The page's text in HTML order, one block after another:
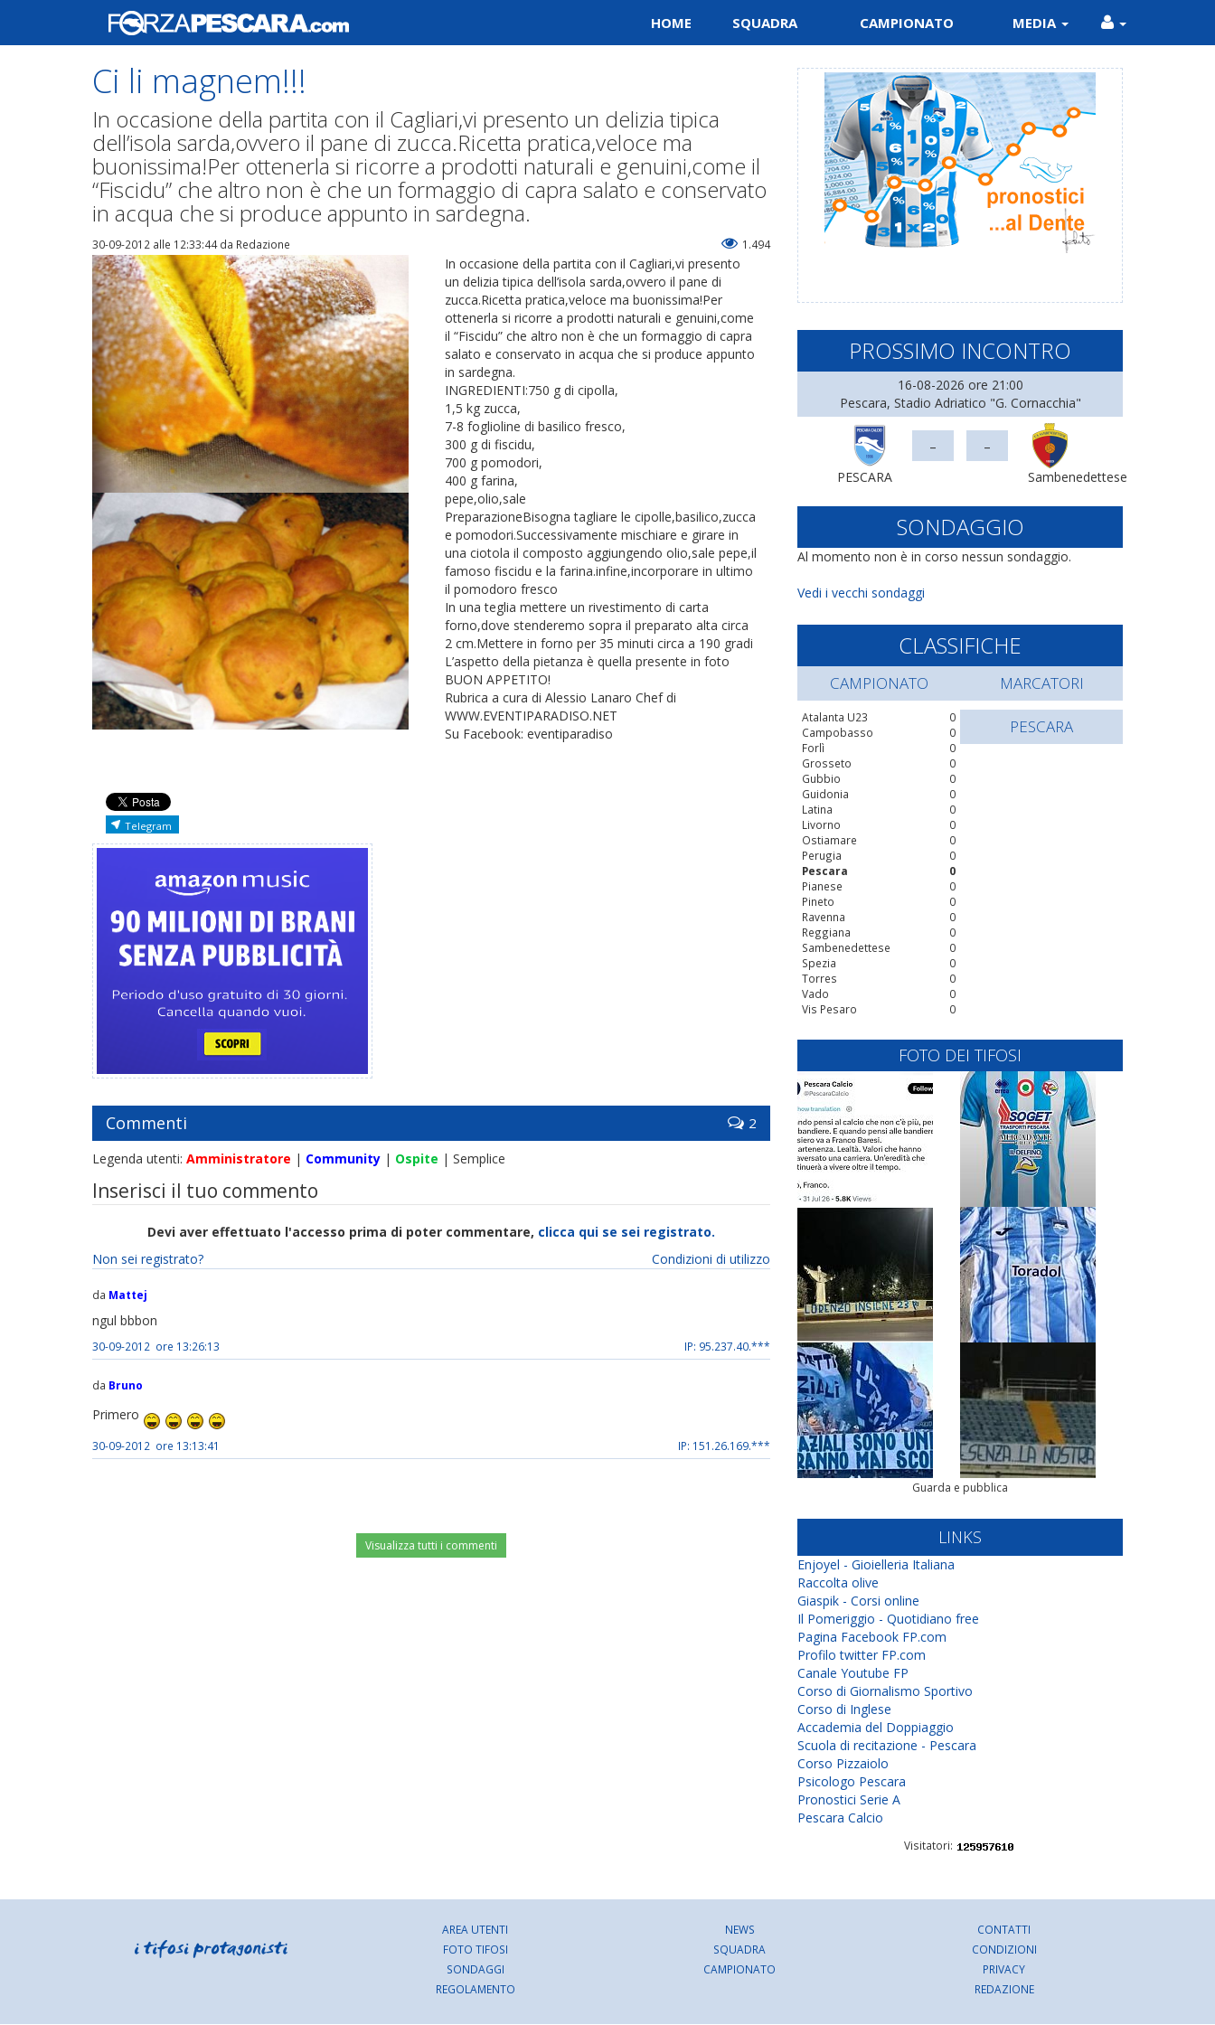
HOME SQUADRA CAMPIONATO MEDIA
Ci li magnem!!!
In occasione della partita con il Cagliari,vi presento un delizia tipica
dell’isola sarda,ovvero il pane di zucca.Ricetta pratica,veloce ma
buonissima!Per ottenerla si ricorre a prodotti naturali e genuini,come il
“Fiscidu” che altro non è che un formaggio di capra salato e conservato
in acqua che si produce appunto in sardegna.
30-09-2012 alle 12:33:44da Redazione 1.494
In occasione della partita con il Cagliari,vi presento
un delizia tipica dell’isola sarda,ovvero il pane di
zucca.Ricetta pratica,veloce ma buonissima!Per
ottenerla si ricorre a prodotti naturali e genuini,come
il “Fiscidu” che altro non è che un formaggio di capra
salato e conservato in acqua che si produce appunto
in sardegna.
INGREDIENTI:750 g di cipolla,
1,5 kg zucca,
7-8 foglioline di basilico fresco,
300 g di fiscidu,
700 g pomodori,
400 g farina,
pepe,olio,sale
PreparazioneBisogna tagliare le cipolle,basilico,zucca
e pomodori.Successivamente mischiare e girare in
una ciotola il composto aggiungendo olio,sale pepe,il
famoso fiscidu e la farina.infine,incorporare in ultimo
il pomodoro fresco
In una teglia mettere un rivestimento di carta
forno,dove stenderemo sopra il preparato alta circa
2 cm.Mettere in forno per 35 minuti circa a 190 gradi
L’aspetto della pietanza è quella presente in foto
BUON APPETITO!
Rubrica a cura di Alessio Lanaro Chef di
WWW.EVENTIPARADISO.NET
Su Facebook: eventiparadiso
Telegram
Commenti 2
Legenda utenti: Amministratore | Community | Ospite | Semplice
Inserisci il tuo commento
Devi aver effettuato l'accesso prima di poter commentare, clicca qui se sei registrato.
Condizioni di utilizzo
Non sei registrato?
da Mattej
ngul bbbon
30-09-2012 ore 13:26:13 IP: 95.237.40.***
da Bruno
Primero
30-09-2012 ore 13:13:41 IP: 151.26.169.***
Visualizza tutti i commenti
PROSSIMO INCONTRO
16-08-2026 ore 21:00
Pescara, Stadio Adriatico "G. Cornacchia"
PESCARA
- -
Sambenedettese
SONDAGGIO
Al momento non è in corso nessun sondaggio.
Vedi i vecchi sondaggi
CLASSIFICHE
CAMPIONATO
0
Atalanta U23
0
Campobasso
0
Forlì
0
Grosseto
0
Gubbio
0
Guidonia
0
Latina
0
Livorno
0
Ostiamare
0
Perugia
0
Pescara
0
Pianese
0
Pineto
0
Ravenna
0
Reggiana
0
Sambenedettese
0
Spezia
0
Torres
0
Vado
0
Vis Pesaro
MARCATORI
PESCARA
FOTO DEI TIFOSI
Guarda e pubblica
LINKS
Enjoyel - Gioielleria Italiana
Raccolta olive
Giaspik - Corsi online
Il Pomeriggio - Quotidiano free
Pagina Facebook FP.com
Profilo twitter FP.com
Canale Youtube FP
Corso di Giornalismo Sportivo
Corso di Inglese
Accademia del Doppiaggio
Scuola di recitazione - Pescara
Corso Pizzaiolo
Psicologo Pescara
Pronostici Serie A
Pescara Calcio
Visitatori:
AREA UTENTI
FOTO TIFOSI
SONDAGGI
REGOLAMENTO
NEWS
SQUADRA
CAMPIONATO
CONTATTI
CONDIZIONI
PRIVACY
REDAZIONE